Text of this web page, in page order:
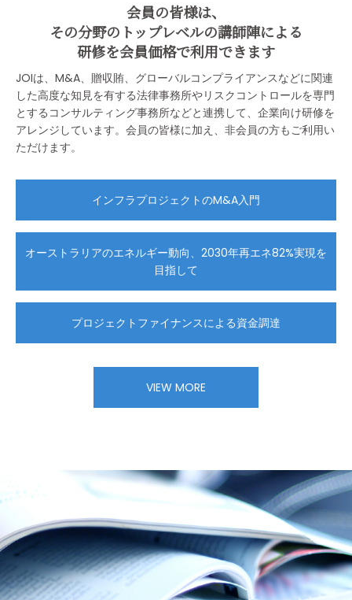
会員の皆様は、
その分野のトップレベルの講師陣による
研修を会員価格で利用できます
JOIは、M&A、贈収賄、グローバルコンプライアンスなどに関連
した高度な知見を有する法律事務所やリスクコントロールを専門
とするコンサルティング事務所などと連携して、企業向け研修を
アレンジしています。会員の皆様に加え、非会員の方もご利用い
ただけます。
インフラプロジェクトのM&A入門
オーストラリアのエネルギー動向、2030年再エネ82%実現を
目指して
プロジェクトファイナンスによる資金調達
VIEW MORE